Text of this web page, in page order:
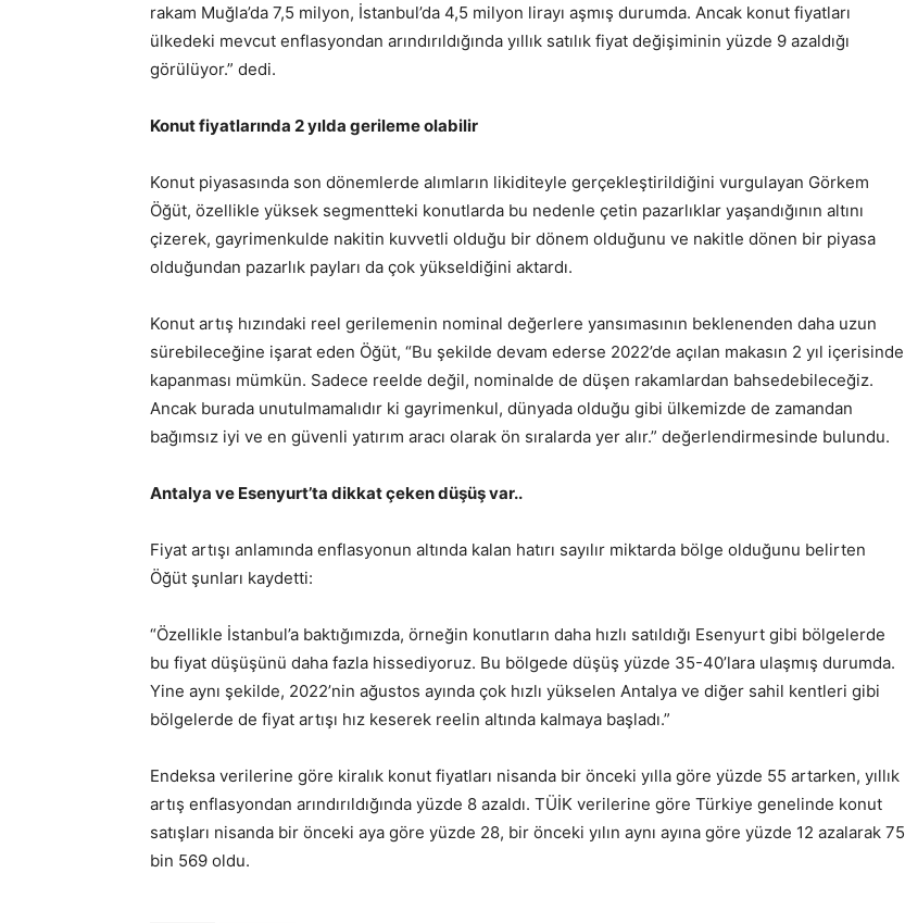
rakam Muğla’da 7,5 milyon, İstanbul’da 4,5 milyon lirayı aşmış durumda. Ancak konut fiyatları
ülkedeki mevcut enflasyondan arındırıldığında yıllık satılık fiyat değişiminin yüzde 9 azaldığı
görülüyor.” dedi.
Konut fiyatlarında 2 yılda gerileme olabilir
Konut piyasasında son dönemlerde alımların likiditeyle gerçekleştirildiğini vurgulayan Görkem
Öğüt, özellikle yüksek segmentteki konutlarda bu nedenle çetin pazarlıklar yaşandığının altını
çizerek, gayrimenkulde nakitin kuvvetli olduğu bir dönem olduğunu ve nakitle dönen bir piyasa
olduğundan pazarlık payları da çok yükseldiğini aktardı.
Konut artış hızındaki reel gerilemenin nominal değerlere yansımasının beklenenden daha uzun
sürebileceğine işarat eden Öğüt, “Bu şekilde devam ederse 2022’de açılan makasın 2 yıl içerisinde
kapanması mümkün. Sadece reelde değil, nominalde de düşen rakamlardan bahsedebileceğiz.
Ancak burada unutulmamalıdır ki gayrimenkul, dünyada olduğu gibi ülkemizde de zamandan
bağımsız iyi ve en güvenli yatırım aracı olarak ön sıralarda yer alır.” değerlendirmesinde bulundu.
Antalya ve Esenyurt’ta dikkat çeken düşüş var..
Fiyat artışı anlamında enflasyonun altında kalan hatırı sayılır miktarda bölge olduğunu belirten
Öğüt şunları kaydetti:
“Özellikle İstanbul’a baktığımızda, örneğin konutların daha hızlı satıldığı Esenyurt gibi bölgelerde
bu fiyat düşüşünü daha fazla hissediyoruz. Bu bölgede düşüş yüzde 35-40’lara ulaşmış durumda.
Yine aynı şekilde, 2022’nin ağustos ayında çok hızlı yükselen Antalya ve diğer sahil kentleri gibi
bölgelerde de fiyat artışı hız keserek reelin altında kalmaya başladı.”
Endeksa verilerine göre kiralık konut fiyatları nisanda bir önceki yılla göre yüzde 55 artarken, yıllık
artış enflasyondan arındırıldığında yüzde 8 azaldı. TÜİK verilerine göre Türkiye genelinde konut
satışları nisanda bir önceki aya göre yüzde 28, bir önceki yılın aynı ayına göre yüzde 12 azalarak 75
bin 569 oldu.